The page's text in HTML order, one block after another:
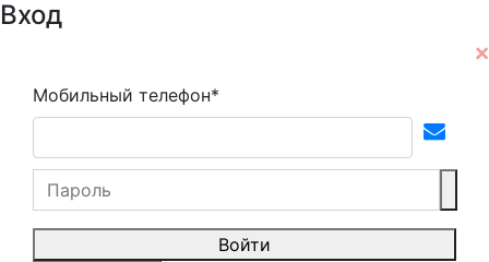
Вход
Мобильный телефон*
Войти